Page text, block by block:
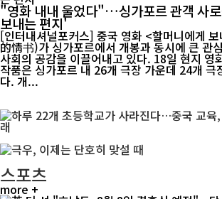
"영화 내내 울었다"…싱가포르 관객 사
보내는 편지'
[인터내셔널포커스] 중국 영화 <할머니에게
的情书)가 싱가포르에서 개봉과 동시에 큰 관
사회의 공감을 이끌어내고 있다. 18일 현지 영화업계에 따르면 이
작품은 싱가포르 내 26개 극장 가운데 24개 극
다. 개...
스포츠
more +